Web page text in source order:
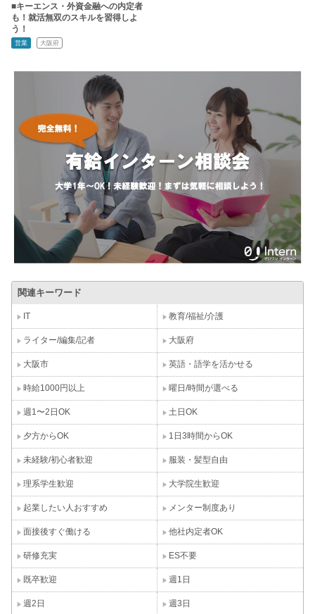
■キーエンス・外資金融への内定者
も！就活無双のスキルを習得しよ
う！
営業 大阪府
関連キーワード
IT 教育/福祉/介護
ライター/編集/記者 大阪府
大阪市 英語・語学を活かせる
時給1000円以上 曜日/時間が選べる
週1〜2日OK 土日OK
夕方からOK 1日3時間からOK
未経験/初心者歓迎 服装・髪型自由
理系学生歓迎 大学院生歓迎
起業したい人おすすめ メンター制度あり
面接後すぐ働ける 他社内定者OK
研修充実 ES不要
既卒歓迎 週1日
週2日 週3日